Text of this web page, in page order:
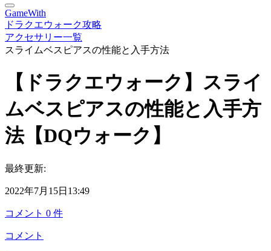
GameWith
ドラクエウォーク攻略
アクセサリー一覧
スライムベスピアスの性能と入手方法
【ドラクエウォーク】スライ
ムベスピアスの性能と入手方
法【DQウォーク】
最終更新:
2022年7月15日13:49
コメント 0 件
コメント